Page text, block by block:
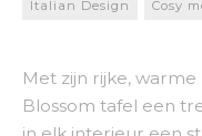
Italian Design Cosy
Met zijn rijke,
Blossom tafel een